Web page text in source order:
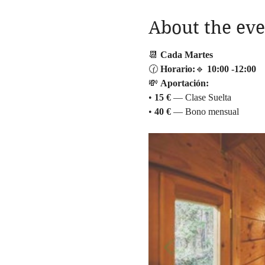
About the
📆 Cada Martes
🕜 Horario: 🔹 10:00 -12:00
💸 Aportación:
• 15 € — Clase Suelta
• 40 € — Bono mensual